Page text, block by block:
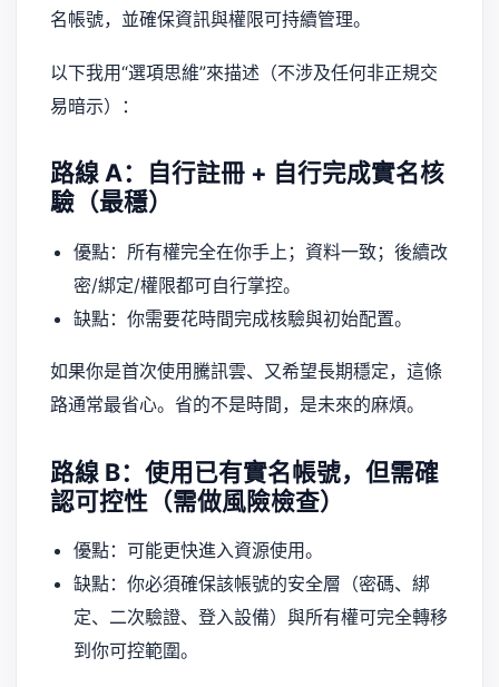
名帳號，並確保資訊與權限可持續管理。
以下我用“選項思維”來描述（不涉及任何非正規交
易暗示）：
路線 A：自行註冊 + 自行完成實名核
驗（最穩）
優點：所有權完全在你手上；資料一致；後續改
密/綁定/權限都可自行掌控。
缺點：你需要花時間完成核驗與初始配置。
如果你是首次使用騰訊雲、又希望長期穩定，這條
路通常最省心。省的不是時間，是未來的麻煩。
路線 B：使用已有實名帳號，但需確
認可控性（需做風險檢查）
優點：可能更快進入資源使用。
缺點：你必須確保該帳號的安全層（密碼、綁
定、二次驗證、登入設備）與所有權可完全轉移
到你可控範圍。